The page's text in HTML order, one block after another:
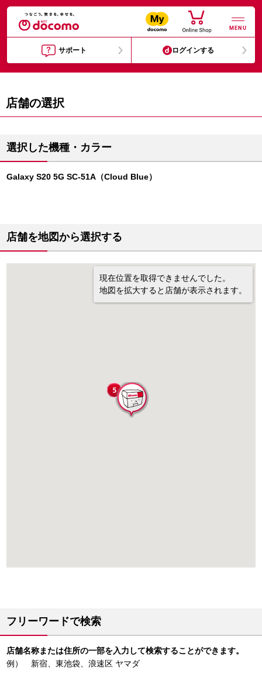
MENU
サポート ログインする
店舗の選択
選択した機種・カラー
Galaxy S20 5G SC-51A（Cloud Blue）
店舗を地図から選択する
現在位置を取得できませんでした。
地図を拡大すると店舗が表示されます。
フリーワードで検索
店舗名称または住所の一部を入力して検索することができます。
例） 新宿、東池袋、浪速区 ヤマダ